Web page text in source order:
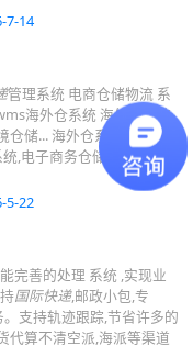
7-14
管理系统 电商仓储物流 系
海外仓系统 海外仓系统,
储... 海外仓系统为第三方
,电子商务仓储
软件,保税
5-22
完善的处理 系统 ,实现业
国际快递,邮政小包,专
支持轨迹跟踪,节省许多的
代算不清空派,海派等渠道